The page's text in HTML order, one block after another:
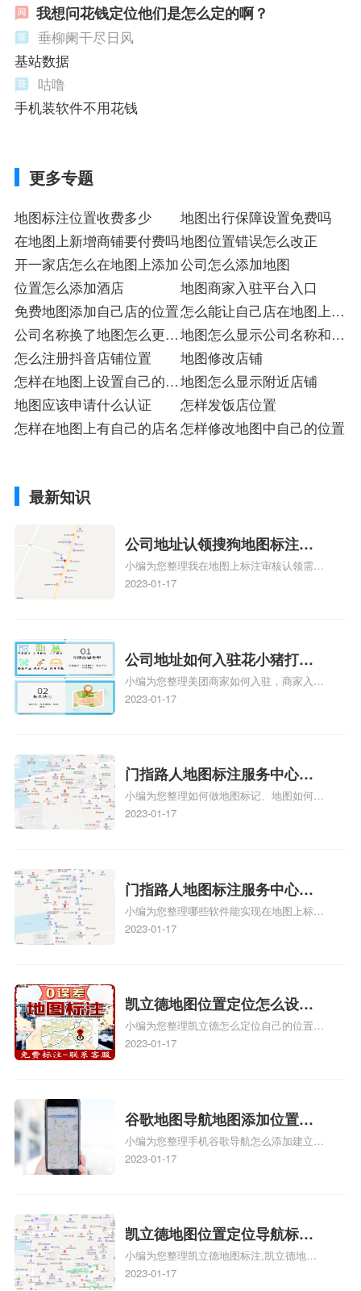
我想问花钱定位他们是怎么定的啊？
垂柳阑干尽日风
基站数据
咕噜
手机装软件不用花钱
更多专题
地图标注位置收费多少
地图出行保障设置免费吗
在地图上新增商铺要付费吗地图位置错误怎么改正
开一家店怎么在地图上添加公司怎么添加地图
位置怎么添加酒店
地图商家入驻平台入口
免费地图添加自己店的位置怎么能让自己店在地图上显
示位置
公司名称换了地图怎么更改
地址
地图怎么显示公司名称和地
址
怎么注册抖音店铺位置
地图修改店铺
怎样在地图上设置自己的位
置名称
地图怎么显示附近店铺
地图应该申请什么认证
怎样发饭店位置
怎样在地图上有自己的店名怎样修改地图中自己的位置
最新知识
公司地址认领搜狗地图标注多
久审核？公司地址认领地图标
注多久审核？
小编为您整理我在地图上标注审核认领需要
多久、我在地图上标注审核认领需要多久
情可查看下方正文！
2023-01-17
公司地址如何入驻花小猪打车
地图标记？指路人地图标注服
务中心铺如何入驻花小猪打车
小编为您整理美团商家如何入驻，商家入驻
教程、商家如何入驻地图、如何入驻地:、
2023-01-17
门指路人地图标注服务中心如
何做花小猪打车地图位置标
记？门指路人地图标注服务中
小编为您整理如何做地图标记、地图如何做
标记、so搜街景中如何做标记、360e启花贷
关地图标注知识，详情可查看下方正文！
2023-01-17
门指路人地图标注服务中心地
图位置地址标记？门指路人地
图标注服务中心苹果地图位置
小编为您整理哪些软件能实现在地图上标记
门指路人地图标注服务中心位置、门指路人
门指路人地图标注服务中心地址标注上地图
怎么弄相关地图标注知识，详情可查看下方
正文！
2023-01-17
凯立德地图位置定位怎么设置
自己的指路人地图标注服务中
心名？凯立德地图位置定位怎
小编为您整理凯立德怎么定位自己的位置
啊、手机凯立德地图定位怎么设置往上走、
地图标注服务中心铺招牌相关地图标注知
识，详情可查看下方正文！
2023-01-17
谷歌地图导航地图添加位置？
添加谷歌地图导航位置？
小编为您整理手机谷歌导航怎么添加建立多
人位置、如何在地图，谷歌地图添加公司位
2023-01-17
凯立德地图位置定位导航标
注？凯立德地图位置定位,导航,
标注？
小编为您整理凯立德地图标注,凯立德地图
标注怎么做啊、凯立德地图标注,凯立德地
2023-01-17